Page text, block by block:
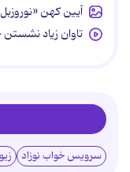
آیین کهن «نوروزبل» -
تاوان زیاد
سرویس خواب نوزاد